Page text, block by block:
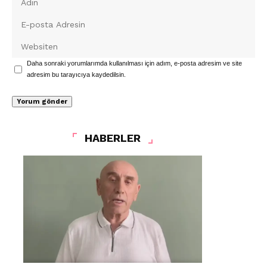
Daha sonraki yorumlarımda kullanılması için adım, e-posta adresim ve site
adresim bu tarayıcıya kaydedilsin.
HABERLER